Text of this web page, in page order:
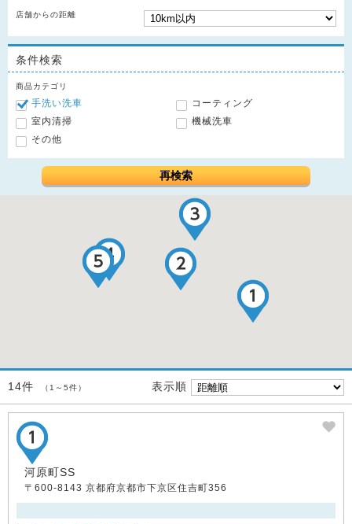
店舗からの距離
条件検索
商品カテゴリ
手洗い洗車
コーティング
室内清掃
機械洗車
その他
再検索
14件 （1～5件） 表示順
河原町SS
〒600-8143 京都府京都市下京区住吉町356